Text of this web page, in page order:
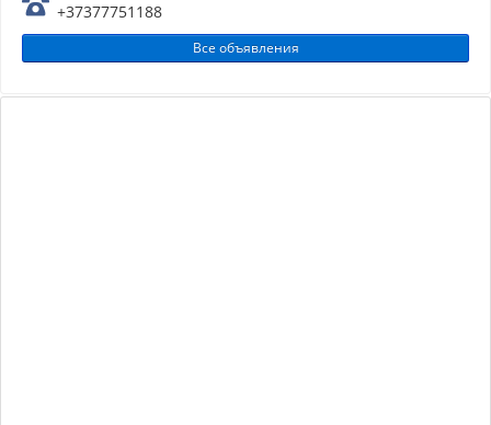
+37377751188
Все объявления